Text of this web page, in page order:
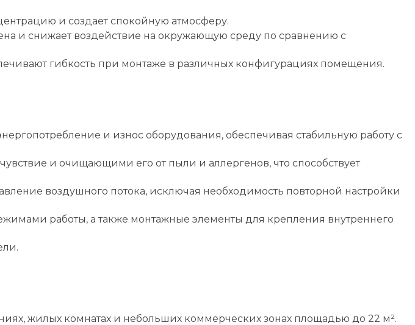
и создает спокойную атмосферу.
и снижает воздействие на окружающую среду по сравнению с
гибкость при монтаже в различных конфигурациях помещения.
и износ оборудования, обеспечивая стабильную работу с
и очищающими его от пыли и аллергенов, что способствует
воздушного потока, исключая необходимость повторной настройки
работы, а также монтажные элементы для крепления внутреннего
жилых комнатах и небольших коммерческих зонах площадью до 22 м².